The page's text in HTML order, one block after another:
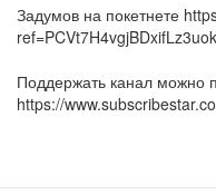
Задумов на покетнете
Поддержать канал можно
https://